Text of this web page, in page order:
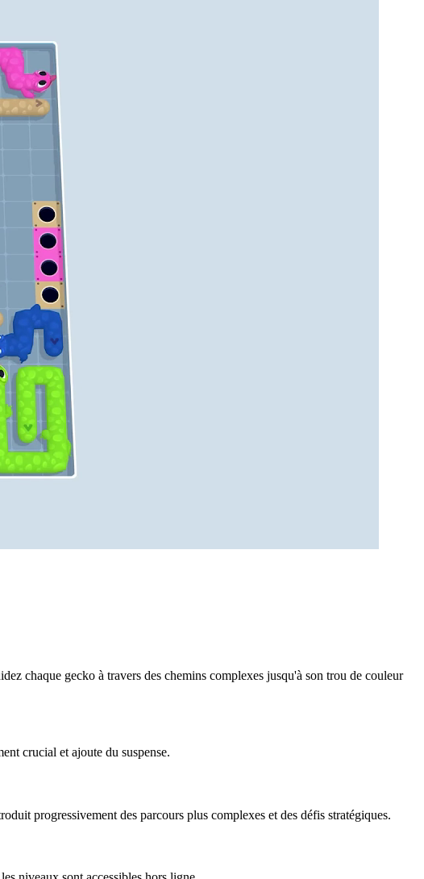
chaque gecko à travers des chemins complexes jusqu'à son trou de couleur
crucial et ajoute du suspense.
progressivement des parcours plus complexes et des défis stratégiques.